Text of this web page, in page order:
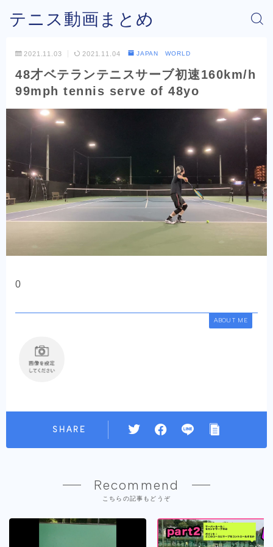
テニス動画まとめ
2021.11.03 2021.11.04 JAPAN WORLD
48才ベテランテニスサーブ初速160km/h
99mph tennis serve of 48yo
0
ABOUT ME
SHARE
Recommend
こちらの記事もどうぞ